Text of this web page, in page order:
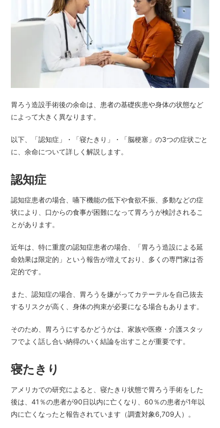
胃ろう造設手術後の余命は、患者の基礎疾患や身体の状態など
によって大きく異なります。
以下、「認知症」・「寝たきり」・「脳梗塞」の3つの症状ごと
に、余命について詳しく解説します。
認知症
認知症患者の場合、嚥下機能の低下や食欲不振、多動などの症
状により、口からの食事が困難になって胃ろうが検討されるこ
とがあります。
近年は、特に重度の認知症患者の場合、「胃ろう造設による延
命効果は限定的」という報告が増えており、多くの専門家は否
定的です。
また、認知症の場合、胃ろうを嫌がってカテーテルを自己抜去
するリスクが高く、身体の拘束が必要になる場合もあります。
そのため、胃ろうにするかどうかは、家族や医療・介護スタッ
フでよく話し合い納得のいく結論を出すことが重要です。
寝たきり
アメリカでの研究によると、寝たきり状態で胃ろう手術をした
後は、41％の患者が90日以内に亡くなり、60％の患者が1年以
内に亡くなったと報告されています（調査対象6,709人）。